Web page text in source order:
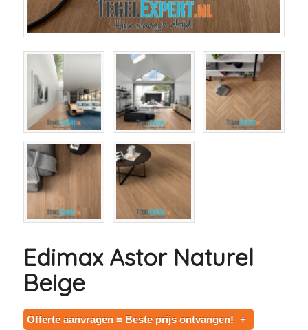
Edimax Astor Naturel
Beige
Offerte aanvragen = Beste prijs ontvangen! +